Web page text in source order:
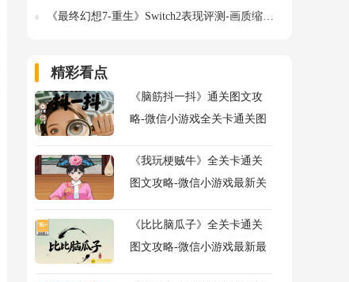
《最终幻想7-重生》Switch2表现评测-画质缩水但体验依旧精彩
精彩看点
《脑筋抖一抖》通关图文攻
略-微信小游戏全关卡通关图
《我玩梗贼牛》全关卡通关
图文攻略-微信小游戏最新关
《比比脑瓜子》全关卡通关
图文攻略-微信小游戏最新最